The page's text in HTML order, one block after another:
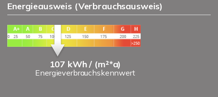
Energieausweis (Verbrauchsausweis)
107 kWh / (m²*a)
Energieverbrauchskennwert